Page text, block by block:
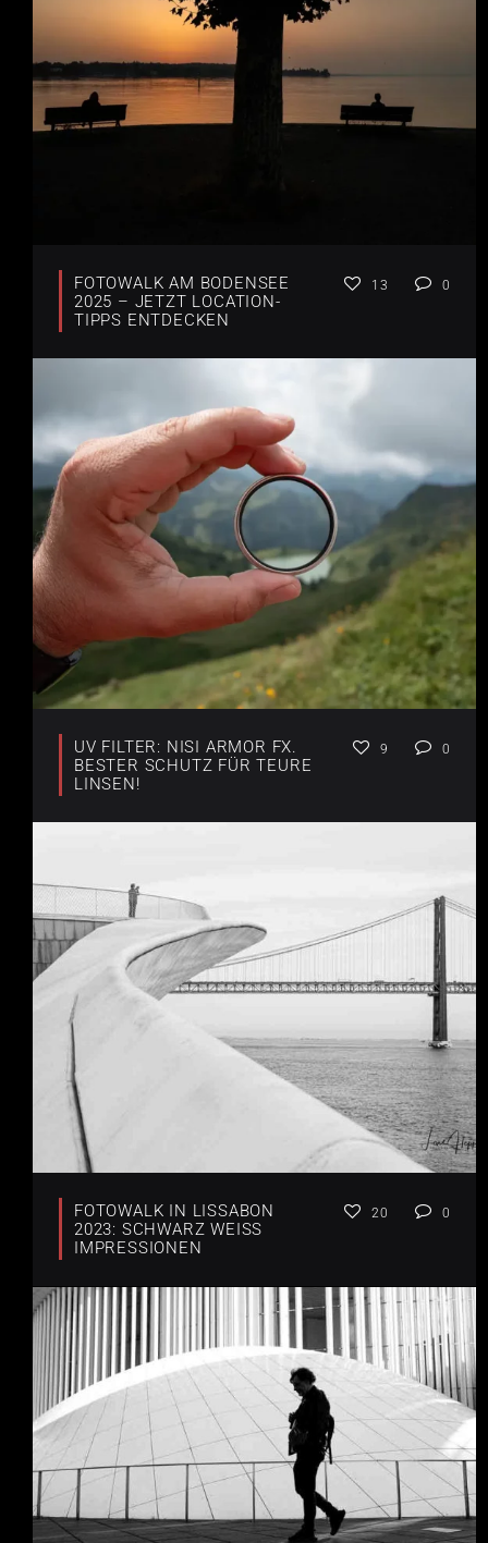
FOTOWALK AM BODENSEE
2025 – JETZT LOCATION-
TIPPS ENTDECKEN
13 0
UV FILTER: NISI ARMOR FX.
BESTER SCHUTZ FÜR TEURE
LINSEN!
9 0
FOTOWALK IN LISSABON
2023: SCHWARZ WEISS I
MPRESSIONEN
20 0